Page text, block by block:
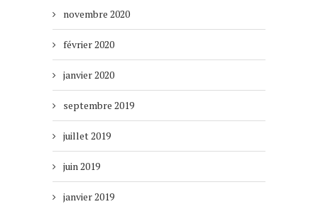
novembre 2020
février 2020
janvier 2020
septembre 2019
juillet 2019
juin 2019
janvier 2019